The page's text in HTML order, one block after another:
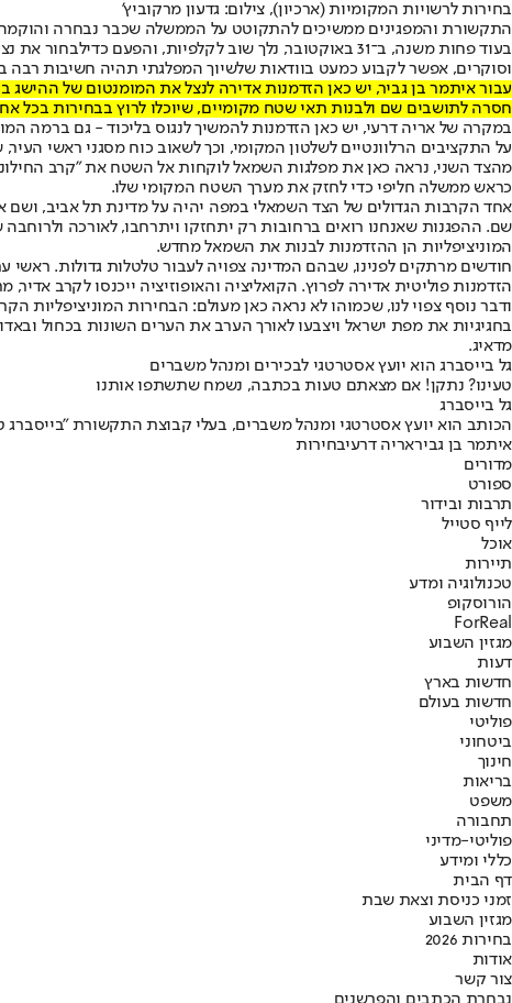
בחירות לרשויות המקומיות (ארכיון), צילום: גדעון מרקוביץ'
התקשורת והמפגינים ממשיכים להתקוטט על הממשלה שכבר נבחרה
בעוד פחות משנה, ב־31 באוקטובר, נלך שוב לקלפיות, והפעם כדי
לבחור את
וסוקרים, אפשר לקבוע כמעט בוודאות שלשיוך המפלגתי תהיה חשיבות
עבור איתמר בן גביר, יש כאן הזדמנות אדירה לנצל את המומנטום של
חסרה לתושבים שם ולבנות תאי שטח מקומיים, שיוכלו לרוץ בבחירות בכל
במקרה של אריה דרעי, יש כאן הזדמנות להמשיך לנגוס בליכוד - גם ברמה
על התקציבים הרלוונטיים לשלטון המקומי, וכך לשאוב כוח מסגני ראשי
מהצד השני, נראה כאן את מפלגות השמאל לוקחות אל השטח את "קרב
כראש ממשלה חליפי כדי לחזק את מערך השטח המקומי שלו.
אחד הקרבות הגדולים של הצד השמאלי במפה יהיה על מדינת תל אביב, ושם
שם. ההפגנות שאנחנו רואים ברחובות רק יתחזקו ויתרחבו, לאורכה
המוניציפליות הן ההזדמנות לבנות את השמאל מחדש.
חודשים מרתקים לפנינו, שבהם המדינה צפויה לעבור טלטלות גדולות.
הזדמנות פוליטית אדירה לפרוץ. הקואליציה והאופוזיציה ייכנסו לקרב אדיר, מתוך ראייה עתידית שמה שיקרה ב־31
ודבר נוסף צפוי לנו, שכמוהו לא נראה כאן מעולם: הבחירות המוניציפליות
בחגיגיות את מפת ישראל ויצבעו לאורך הערב את הערים השונות בכחול
מדאיג.
גל בייסברג הוא יועץ אסטרטגי לבכירים ומנהל משברים
טעינו? נתקן! אם מצאתם טעות בכתבה, נשמח שתשתפו אותנו
גל בייסברג
הכותב הוא יועץ אסטרטגי ומנהל משברים, בעלי קבוצת התקשורת "בייסברג
איתמר בן גביראריה דרעיבחירות
מדורים
ספורט
תרבות ובידור
לייף סטייל
אוכל
תיירות
טכנולוגיה ומדע
הורוסקופ
ForReal
מגזין השבוע
דעות
חדשות בארץ
חדשות בעולם
פוליטי
ביטחוני
חינוך
בריאות
משפט
תחבורה
פוליטי-מדיני
כללי ומידע
דף הבית
זמני כניסת וצאת שבת
מגזין השבוע
בחירות 2026
אודות
צור קשר